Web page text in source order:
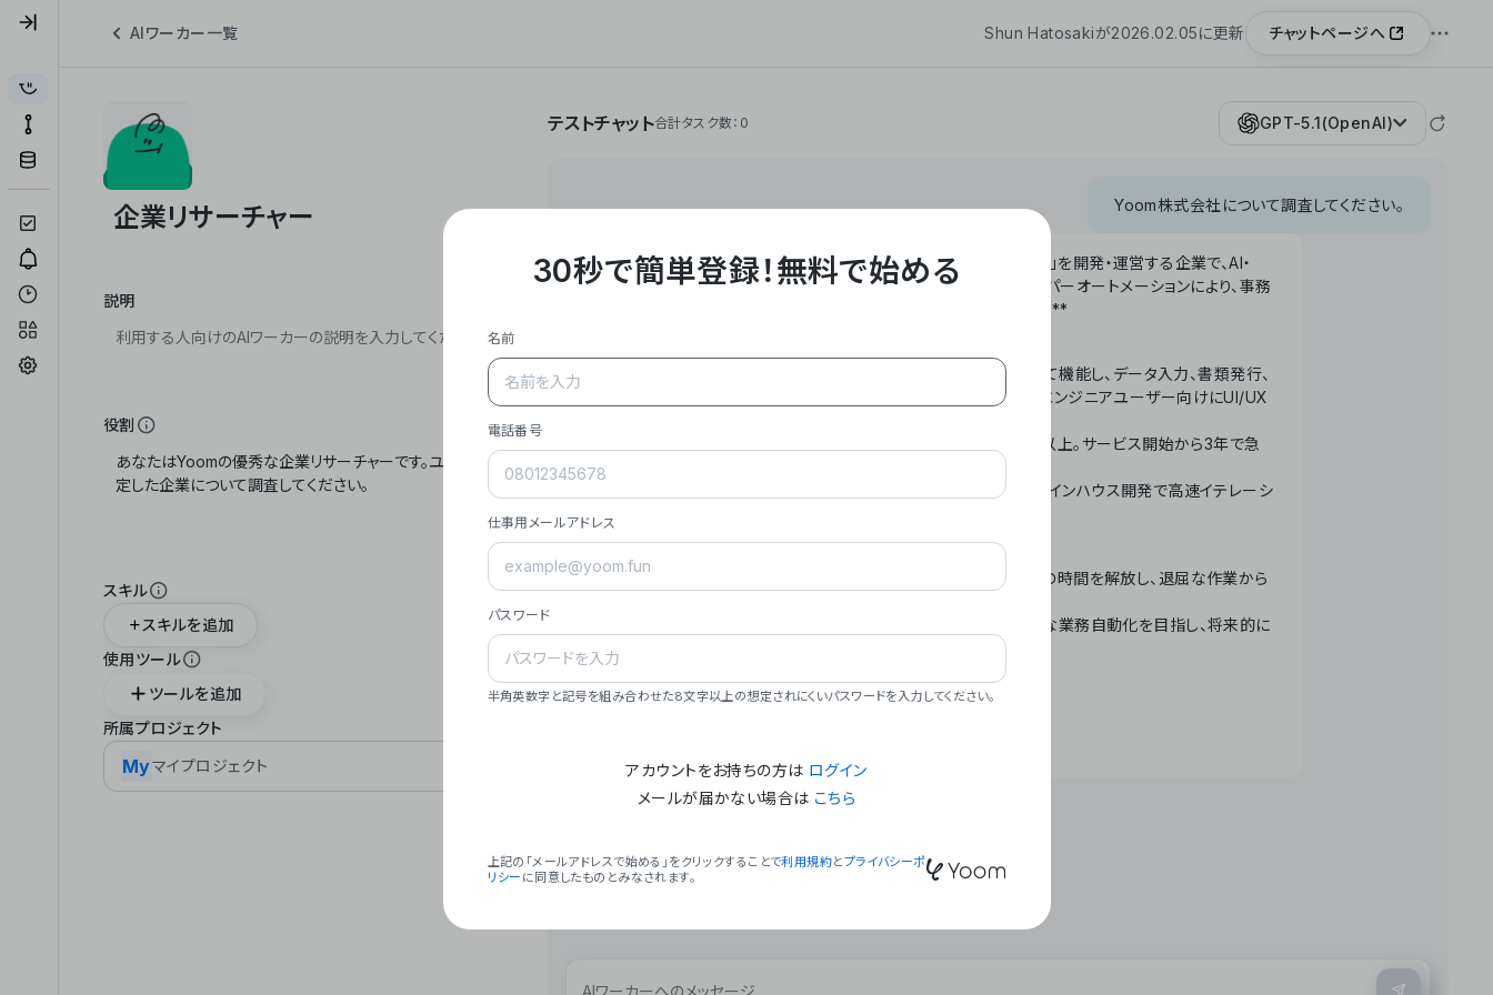
AIワーカー一覧 Shun Hatosakiが2026.02.05に更新 チャットページへ
説明
役割
スキル
スキルを追加
使用ツール
ツールを追加
所属プロジェクト
Myマイプロジェクト
テストチャット合計タスク数：0 GPT-5.1(OpenAI)
Yoom株式会社について調査してください。
**Yoom株式会社は、ビジネスオートメーションSaaS「Yoom」を開発・運営する企業で、AI・
API・RPA・OCRなどの技術をノーコードで組み合わせたハイパーオートメーションにより、事務
作業やデスクワークを自動化するサービスを提供しています。**
- **主力プロダクト「Yoom」**: SaaS連携データベースとして機能し、データ入力、書類発行、
メール対応、請求書処理、日報作成などの業務を自動化。非エンジニアユーザー向けにUI/UX
- **実績**: 国内利用社数20,000社超、直近成長率300%以上。サービス開始から3年で急
- **強み**: すべての自動化技術を1プラットフォームで完結。インハウス開発で高速イテレーシ
- **ミッション**: 「We Make Time」 – テクノロジーで人々の時間を解放し、退屈な作業から
- **ビジョン**: 「Global Business Automation」 – 世界的な業務自動化を目指し、将来的に
### 会社概要
30秒で簡単登録！無料で始める
名前
電話番号
仕事用メールアドレス
パスワード
半角英数字と記号を組み合わせた8文字以上の想定されにくいパスワードを入力してください。
アカウントをお持ちの方は ログイン
メールが届かない場合は こちら
上記の「メールアドレスで始める」をクリックすることで利用規約とプライバシーポ
リシー に同意したものとみなされます。